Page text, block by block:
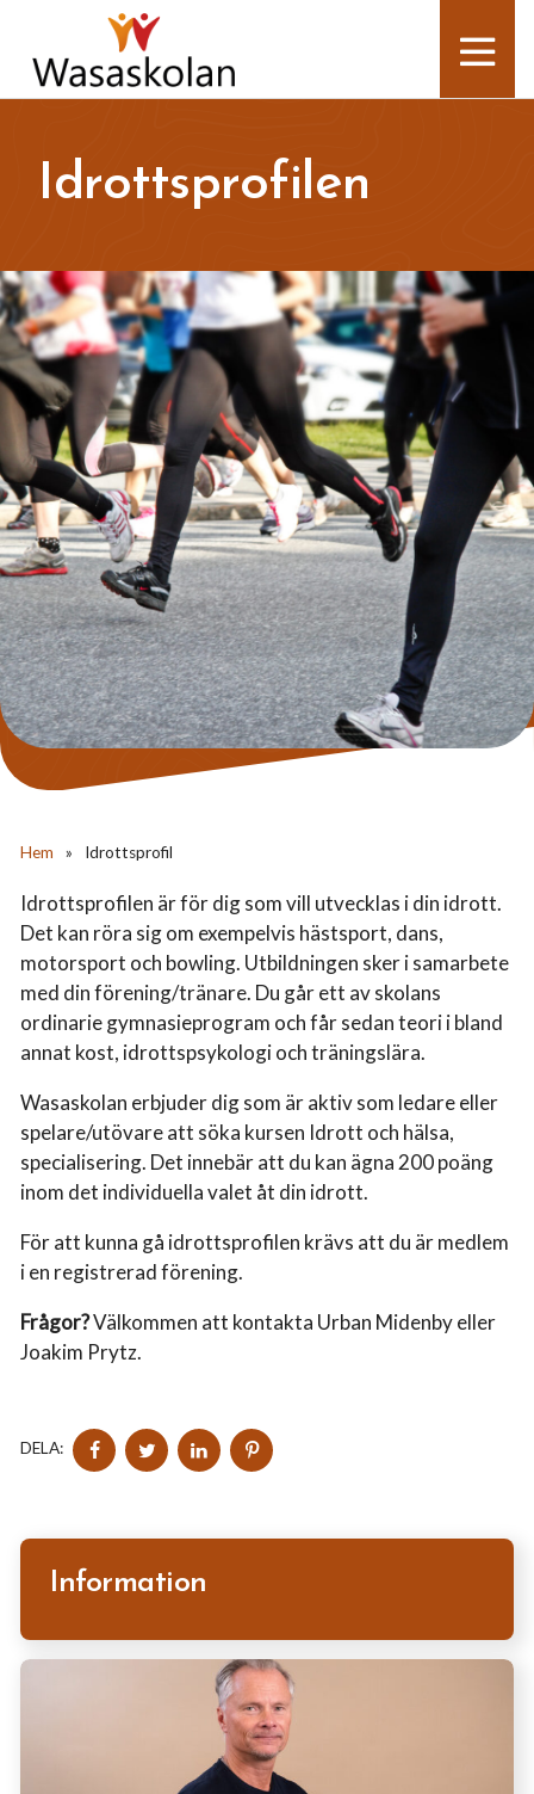
Idrottsprofilen
Hem » Idrottsprofil
Idrottsprofilen är för dig som vill utvecklas i din idrott.
Det kan röra sig om exempelvis hästsport, dans,
motorsport och bowling. Utbildningen sker i samarbete
med din förening/tränare. Du går ett av skolans
ordinarie gymnasieprogram och får sedan teori i bland
annat kost, idrottspsykologi och träningslära.
Wasaskolan erbjuder dig som är aktiv som ledare eller
spelare/utövare att söka kursen Idrott och hälsa,
specialisering. Det innebär att du kan ägna 200 poäng
inom det individuella valet åt din idrott.
För att kunna gå idrottsprofilen krävs att du är medlem
i en registrerad förening.
Frågor?Välkommen att kontakta Urban Midenby eller
Joakim Prytz.
DELA:
DELA
PÅ
DELA
PÅ
DELA
PÅ
DELA
Information